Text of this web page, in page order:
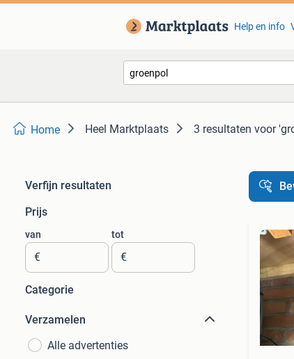
Help en info
Home Heel Marktplaats 3 resultaten voor
Verfijn resultaten
Prijs
van
€
tot
€
Categorie
Verzamelen
Alle advertenties